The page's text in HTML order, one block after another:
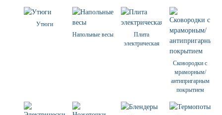
Утюги
Напольные весы
Плита
электрическая
Сковородки с
мраморным/
антипригарным
покрытием